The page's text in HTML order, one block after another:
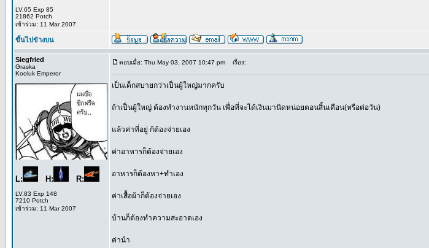
LV.65 Exp 85
21862 Potch
เข้าร่วม: 11 Mar 2007
ขึ้นไปข้างบน
Siegfried
Graska
Kooluk Emperor
L: H: R:
LV.83 Exp 148
7210 Potch
เข้าร่วม: 11 Mar 2007
ตอบเมื่อ: Thu May 03, 2007 10:47 pm เรื่อง:
เป็นเด็กสบายกว่าเป็นผู้ใหญ่มากครับ
ถ้าเป็นผู้ใหญ่ ต้องทํางานหนักทุกวัน เพื่อที่จะได้เงินมานิดหน่อยตอนสิ้นเดือน(หรือต่อวัน)
แล้วค่าที่อยู่ ก้ต้องจ่ายเอง
ค่าอาหารก็ต้องจ่ายเอง
อาหารก็ต้องหา+ทําเอง
ค่าเสื้อผ้าก็ต้องจ่ายเอง
บ้านก็ต้องทําความสะอาดเอง
ค่านํา